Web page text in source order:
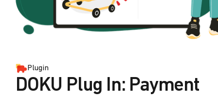
Plugin
DOKU Plug In: Payment